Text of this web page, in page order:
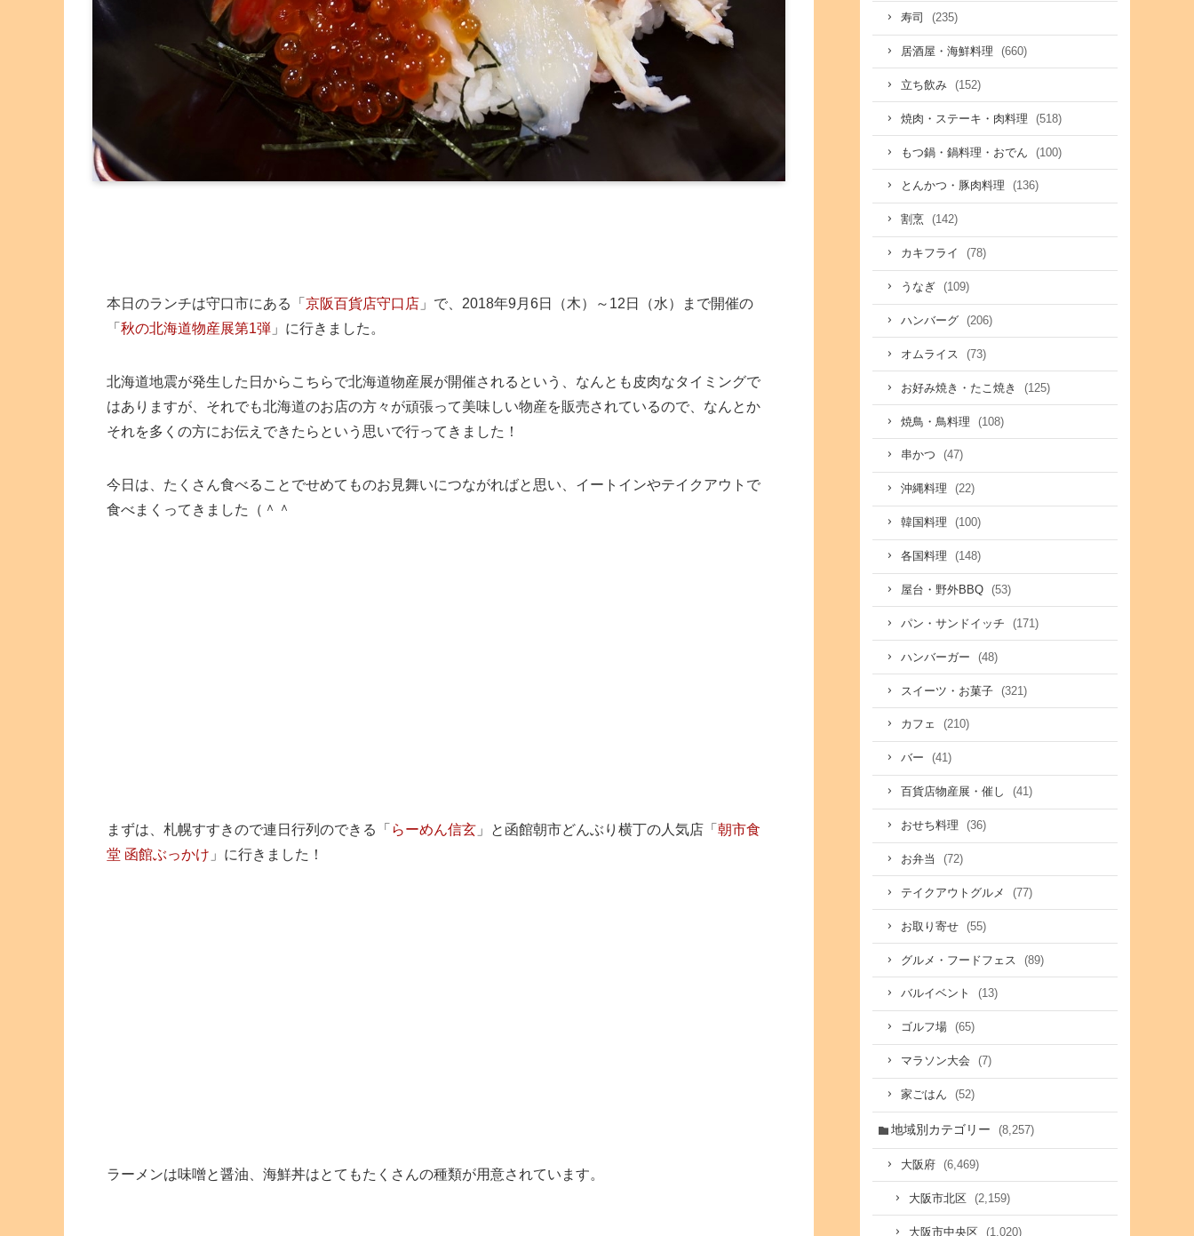
本日のランチは守口市にある「 京阪百貨店守口店 」で、2018年9月6日（木）～12日（水）まで開催の
「 秋の北海道物産展第1弾 」に行きました。
北海道地震が発生した日からこちらで北海道物産展が開催されるという、なんとも皮肉なタイミングで
はありますが、それでも北海道のお店の方々が頑張って美味しい物産を販売されているので、なんとか
それを多くの方にお伝えできたらという思いで行ってきました！
今日は、たくさん食べることでせめてものお見舞いにつながればと思い、イートインやテイクアウトで
食べまくってきました（＾＾
まずは、札幌すすきので連日行列のできる「 らーめん信玄 」と函館朝市どんぶり横丁の人気店「 朝市食
堂 函館ぶっかけ 」に行きました！
ラーメンは味噌と醤油、海鮮丼はとてもたくさんの種類が用意されています。
寿司 (235)
居酒屋・海鮮料理 (660)
立ち飲み (152)
焼肉・ステーキ・肉料理 (518)
もつ鍋・鍋料理・おでん (100)
とんかつ・豚肉料理 (136)
割烹 (142)
カキフライ (78)
うなぎ (109)
ハンバーグ (206)
オムライス (73)
お好み焼き・たこ焼き (125)
焼鳥・鳥料理 (108)
串かつ (47)
沖縄料理 (22)
韓国料理 (100)
各国料理 (148)
屋台・野外BBQ (53)
パン・サンドイッチ (171)
ハンバーガー (48)
スイーツ・お菓子 (321)
カフェ (210)
バー (41)
百貨店物産展・催し (41)
おせち料理 (36)
お弁当 (72)
テイクアウトグルメ (77)
お取り寄せ (55)
グルメ・フードフェス (89)
バルイベント (13)
ゴルフ場 (65)
マラソン大会 (7)
家ごはん (52)
地域別カテゴリー (8,257)
大阪府 (6,469)
大阪市北区 (2,159)
大阪市中央区 (1,020)